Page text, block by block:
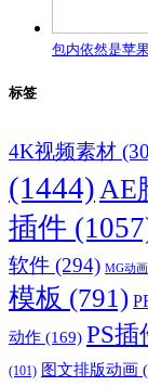
包内依然是苹
标签
4K视频素材
(1444)AE
插件
软件 (294) MG动画
模板 (791)
动作 (169) PS插
(101) 图文排版动画